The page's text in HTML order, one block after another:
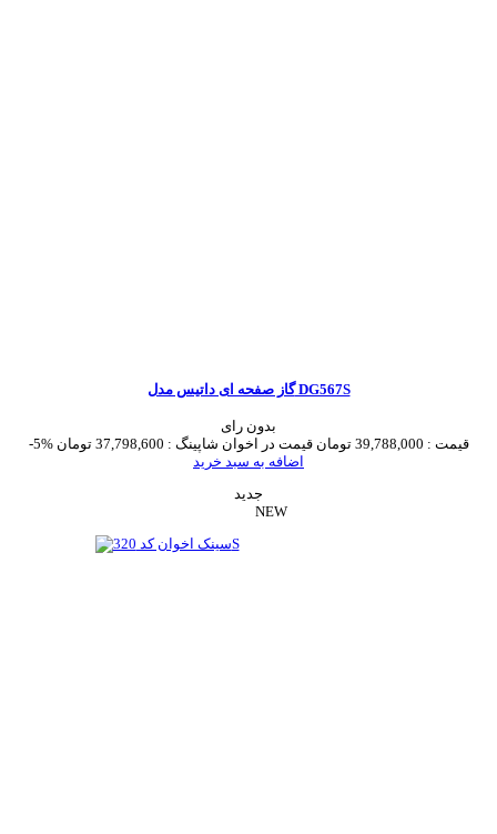
گاز صفحه ای داتیس مدل DG567S
بدون رای
-5%
قیمت : 39,788,000 تومان قیمت در اخوان شاپینگ : 37,798,600 تومان
اضافه به سبد خرید
جدید
NEW